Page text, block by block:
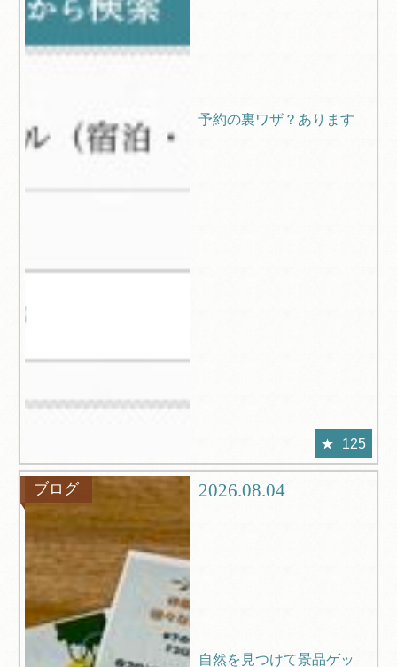
予約の裏ワザ？あります
125
ブログ 2026.08.04
自然を見つけて景品ゲッ